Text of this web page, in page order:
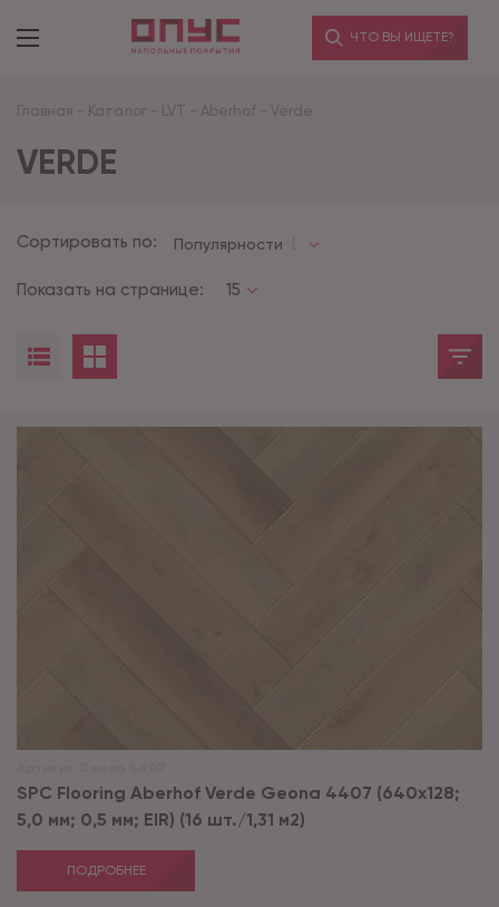
ЧТО ВЫ ИЩЕТЕ?
Главная - Каталог - LVT - Aberhof - Verde
VERDE
Сортировать по: Популярности
Показать на странице: 15
SPC Flooring Aberhof Verde Geona 4407 (640х128;
5,0 мм; 0,5 мм; EIR) (16 шт./1,31 м2)
ПОДРОБНЕЕ